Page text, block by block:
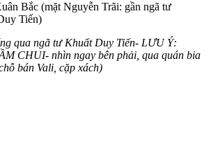
Bắc (mặt Nguyễn Trãi: gần ngã tư
Tiến)
qua ngã tư Khuất Duy Tiến- LƯU Ý:
CHUI- nhìn ngay bên phải, qua quán bia
bán Vali, cặp xách)